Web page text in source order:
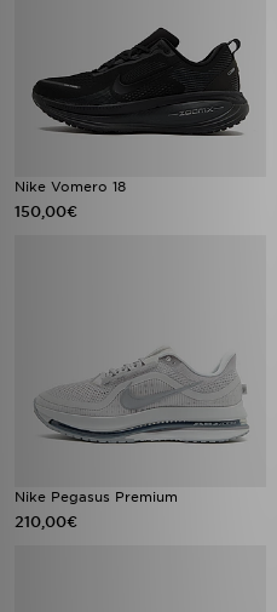
Nike Vomero 18
150,00€
Nike Pegasus Premium
210,00€